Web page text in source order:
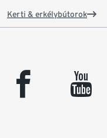
Kerti & erkélybútorok
facebook youtube